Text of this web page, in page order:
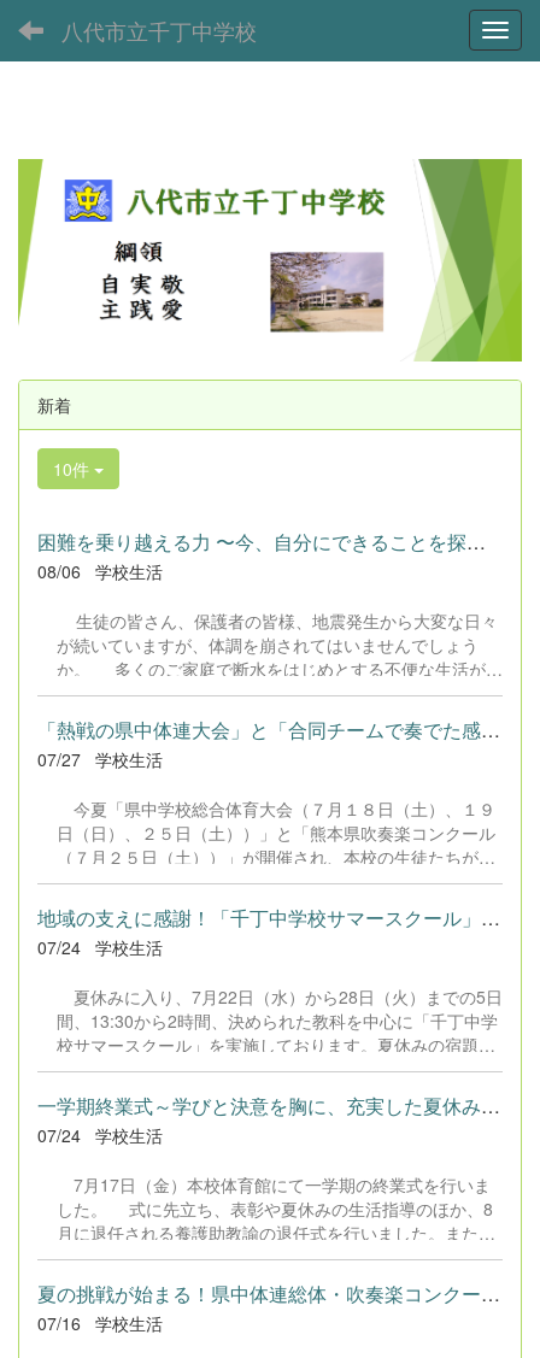
八代市立千丁中学校
新着
10件
困難を乗り越える力 〜今、自分にできることを探して〜
08/06 学校生活
生徒の皆さん、保護者の皆様、地震発生から大変な日々
が続いていますが、体調を崩されてはいませんでしょう
か。 多くのご家庭で断水をはじめとする不便な生活が続
き、強い不安を抱えながら過ごされていることとお察しい
たします。そうした厳しい状況の中にあっても、家族の一
員として互いに声を掛け合い、助け合いながら前を向く生
徒たちの姿は、私たち教職員にとっても、そして保護者に
ん。今、皆さんにできる学びや、身近な家族のサポートな
ど、自分の立場で果たせる役割が必ずあります。「今自分
にできること」を一つひとつ重ねていくその確実な歩みこ
そが、自分自身のたくましい成長となり、そして私たちが
住むこの地域の未来をしっかりと支える力になります。
現在、学校では、市や県教育委員会をはじめとする多くの
方々の温かい支援を受けながら、皆さんが一日も早く、そ
校舎の掃除や安全点検を進めています。日常が揺らぎ、先
の見えない不安に押しつぶされそうになる時だからこそ、
どうか「乗り越えていく自分」を強く信じてください。
...
「熱戦の県中体連大会」と「合同チームで奏でた感動のハーモニー...
07/27 学校生活
今夏「県中学校総合体育大会（７月１８日（土）、１９
日（日）、２５日（土））」と「熊本県吹奏楽コンクール
（７月２５日（土））」が開催され、本校の生徒たちがそ
れぞれの舞台で全力を尽くしました。 県中体連総合体育
大会では、あと少しで勝利に手が届く試合内容や、九州大
会まであと一歩という生徒もいました。結果はともかく、
八代の代表、そして千丁中の代表として最後まで精一杯戦
との合同チームで出場した吹奏楽部は、県立劇場の大きな
ステージに立ちました。独特の緊張感の中、各パートが奏
でる美しいハーモニーは迫力があち、多くの観客を魅了し
ました。惜しくも「銀賞」で本戦出場は逃したものの、四
中の先生方や仲間と共に練習を重ねた日々は、生徒たちの
人生において大きな財産となったことと思います。素晴ら
しい演奏をしてくれた合同チームに、応援に駆けつけた先
な経験を今後の学校生活につなげてくれることを期待しま
す。
地域の支えに感謝！「千丁中学校サマースクール」を開催中！
07/24 学校生活
夏休みに入り、7月22日（水）から28日（火）までの5日
間、13:30から2時間、決められた教科を中心に「千丁中学
校サマースクール」を実施しております。夏休みの宿題や
苦手教科の克服を集中して学校で行いたい希望の生徒が対
象となっています。 今回の学習会は地域協働活動とし
て、コミュニティスクール委員をはじめ、民生委員、地域
コーディネーターなど多くの地域の皆様に、学習支援とし
ポートを受け、参加した生徒たちは集中して課題に取り組
むことができ、学習も順調に進んでいるようです。この成
果を活かし、家庭でもさらに努力を積み重ねてくれること
を期待しています。
一学期終業式～学びと決意を胸に、充実した夏休みへ～
07/24 学校生活
7月17日（金）本校体育館にて一学期の終業式を行いま
した。 式に先立ち、表彰や夏休みの生活指導のほか、8
月に退任される養護助教諭の退任式を行いました。また、
2年国語の授業で優秀だったグループによる「SNSの適切
な使い方」のプレゼンテーション発表もあり、生徒にとっ
て大切な学びの機会となりました。 終業式では各学年代
表が一学期の反省と夏休みへの抱負を堂々と発表し、周囲
夏の挑戦が始まる！県中体連総体・吹奏楽コンクール推戴式を開催
07/16 学校生活